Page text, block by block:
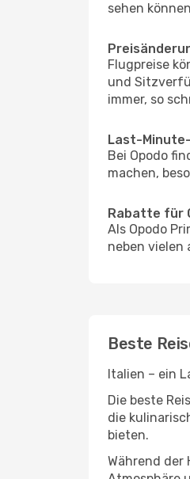
sehen
Flugpreise
und
immer, so
Last-
Bei Opodo
machen,
Rabatte für
Als Opodo
neben vielen
Beste
Italien – ein
Die beste
die
bieten.
Während